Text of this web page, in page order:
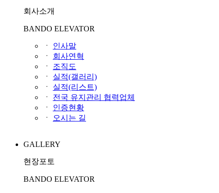
회사소개
BANDO ELEVATOR
ㆍ 인사말
ㆍ 회사연혁
ㆍ 조직도
ㆍ 실적(갤러리)
ㆍ 실적(리스트)
ㆍ 전국 유지관리 협력업체
ㆍ 인증현황
ㆍ
오시는 길
GALLERY
현장포토
BANDO ELEVATOR